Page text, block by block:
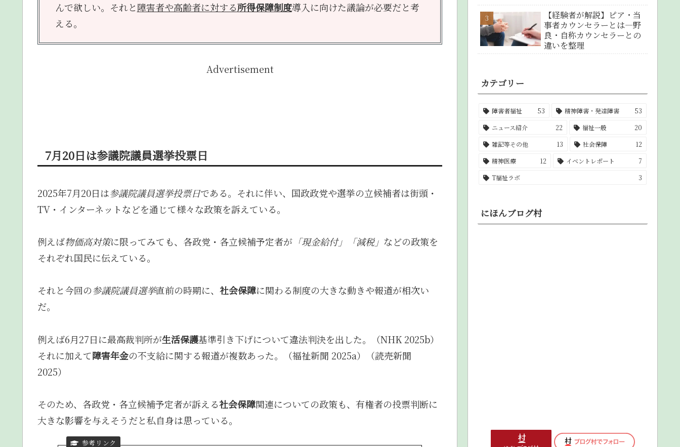
んで欲しい。それと障害者や高齢者に対する所得保障制度導入に向けた議論が必要だと考
える。
Advertisement
7月20日は参議院議員選挙投票日
2025年7月20日は参議院議員選挙投票日である。それに伴い、国政政党や選挙の立候補者は街頭・
TV・インターネットなどを通じて様々な政策を訴えている。
例えば物価高対策に限ってみても、各政党・各立候補予定者が 「現金給付」「減税」 などの政策を
それぞれ国民に伝えている。
それと今回の参議院議員選挙直前の時期に、 社会保障に関わる制度の大きな動きや報道が相次い
だ。
例えば6月27日に最高裁判所が生活保護基準引き下げについて違法判決を出した。（NHK 2025b）
それに加えて障害年金の不支給に関する報道が複数あった。（福祉新聞 2025a）（読売新聞
2025）
そのため、各政党・各立候補予定者が訴える社会保障関連についての政策も、有権者の投票判断に
大きな影響を与えそうだと私自身は思っている。
【経験者が解説】ピア・当
事者カウンセラーとは―野
良・自称カウンセラーとの
違いを整理
カテゴリー
障害者福祉 53 精神障害・発達障害
53
ニュース紹介
22 福祉一般
20
雑記等その他
13 社会保障
12
精神医療
12 イベントレポート
7
T福祉ラボ
3
にほんブログ村